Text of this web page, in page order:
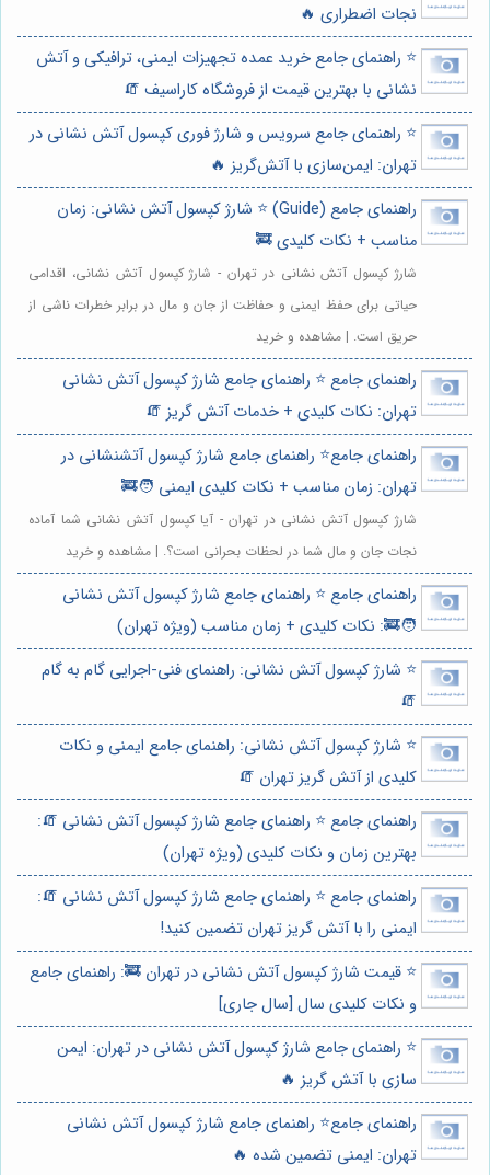
نجات اضطراری 🔥
⭐️ راهنمای جامع خرید عمده تجهیزات ایمنی، ترافیکی و آتش
نشانی با بهترین قیمت از فروشگاه کاراسیف 🧯
⭐️ راهنمای جامع سرویس و شارژ فوری کپسول آتش نشانی در
تهران: ایمن‌سازی با آتش‌گریز 🔥
راهنمای جامع (Guide) ⭐️ شارژ کپسول آتش نشانی: زمان
مناسب + نکات کلیدی 🚒
شارژ کپسول آتش نشانی در تهران - شارژ کپسول آتش نشانی، اقدامی
حیاتی برای حفظ ایمنی و حفاظت از جان و مال در برابر خطرات ناشی از
حریق است. | مشاهده و خرید
راهنمای جامع ⭐️ راهنمای جامع شارژ کپسول آتش نشانی
تهران: نکات کلیدی + خدمات آتش گریز 🧯
راهنمای جامع⭐️ راهنمای جامع شارژ کپسول آتشنشانی در
تهران: زمان مناسب + نکات کلیدی ایمنی 🧑‍🚒
شارژ کپسول آتش نشانی در تهران - آیا کپسول آتش نشانی شما آماده
نجات جان و مال شما در لحظات بحرانی است؟. | مشاهده و خرید
راهنمای جامع ⭐️ راهنمای جامع شارژ کپسول آتش نشانی
🧑‍🚒: نکات کلیدی + زمان مناسب (ویژه تهران)
⭐️ شارژ کپسول آتش نشانی: راهنمای فنی-اجرایی گام به گام
🧯
⭐️ شارژ کپسول آتش نشانی: راهنمای جامع ایمنی و نکات
کلیدی از آتش گریز تهران 🧯
راهنمای جامع ⭐️ راهنمای جامع شارژ کپسول آتش نشانی 🧯:
بهترین زمان و نکات کلیدی (ویژه تهران)
راهنمای جامع ⭐️ راهنمای جامع شارژ کپسول آتش نشانی 🧯:
ایمنی را با آتش گریز تهران تضمین کنید!
⭐️ قیمت شارژ کپسول آتش نشانی در تهران 🚒: راهنمای جامع
و نکات کلیدی سال [سال جاری]
⭐️ راهنمای جامع شارژ کپسول آتش نشانی در تهران: ایمن
سازی با آتش گریز 🔥
راهنمای جامع⭐️ راهنمای جامع شارژ کپسول آتش نشانی
تهران: ایمنی تضمین شده 🔥